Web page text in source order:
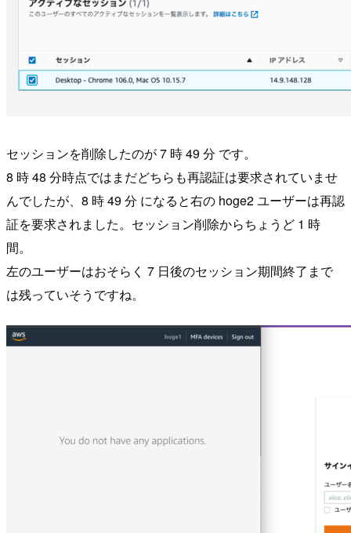
セッションを削除したのが 7 時 49 分 です。
8 時 48 分時点ではまだどちらも再認証は要求されていませ
んでしたが、8 時 49 分 になると右の hoge2 ユーザーは再認
証を要求されました。セッション削除からちょうど 1 時
間。
左のユーザーはおそらく 7 日後のセッション期間終了まで
は残っていそうですね。